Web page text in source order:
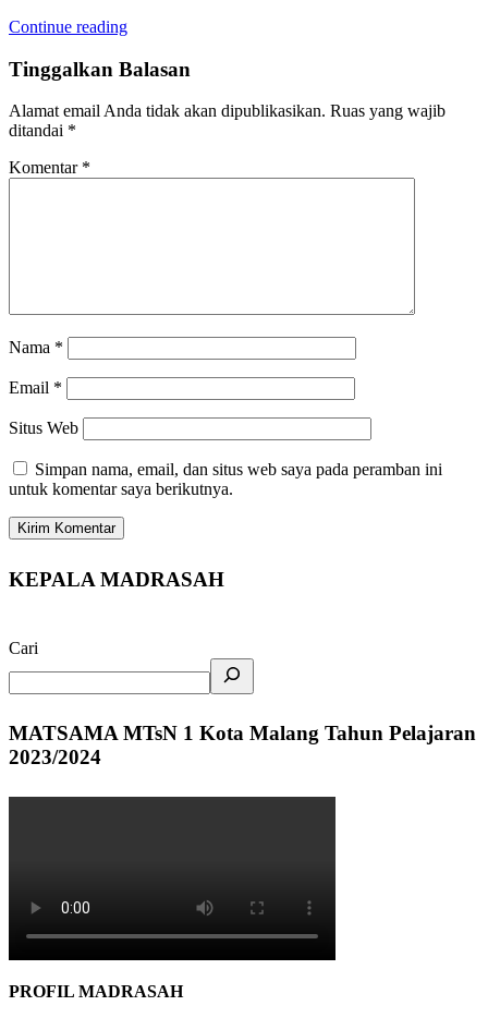
Continue reading
Tinggalkan Balasan
Alamat email Anda tidak akan dipublikasikan. Ruas yang wajib
ditandai *
Komentar *
Nama *
Email *
Situs Web
Simpan nama, email, dan situs web saya pada peramban ini
untuk komentar saya berikutnya.
KEPALA MADRASAH
Cari
MATSAMA MTsN 1 Kota Malang Tahun Pelajaran
2023/2024
PROFIL MADRASAH